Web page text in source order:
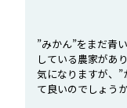
”みかん”をまだ青
している農家があ
気になりますが、
て良いのでしょう